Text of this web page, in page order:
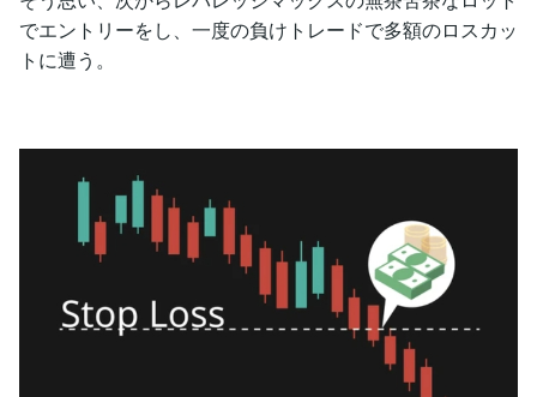
でエントリーをし、一度の負けトレードで多額のロスカッ
トに遭う。